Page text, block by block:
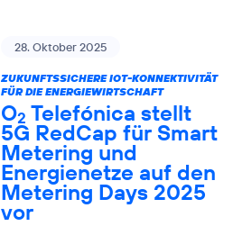
28. Oktober 2025
ZUKUNFTSSICHERE IOT-KONNEKTIVITÄT
FÜR DIE ENERGIEWIRTSCHAFT
O2 Telefónica stellt
5G RedCap für Smart
Metering und
Energienetze auf den
Metering Days 2025
vor